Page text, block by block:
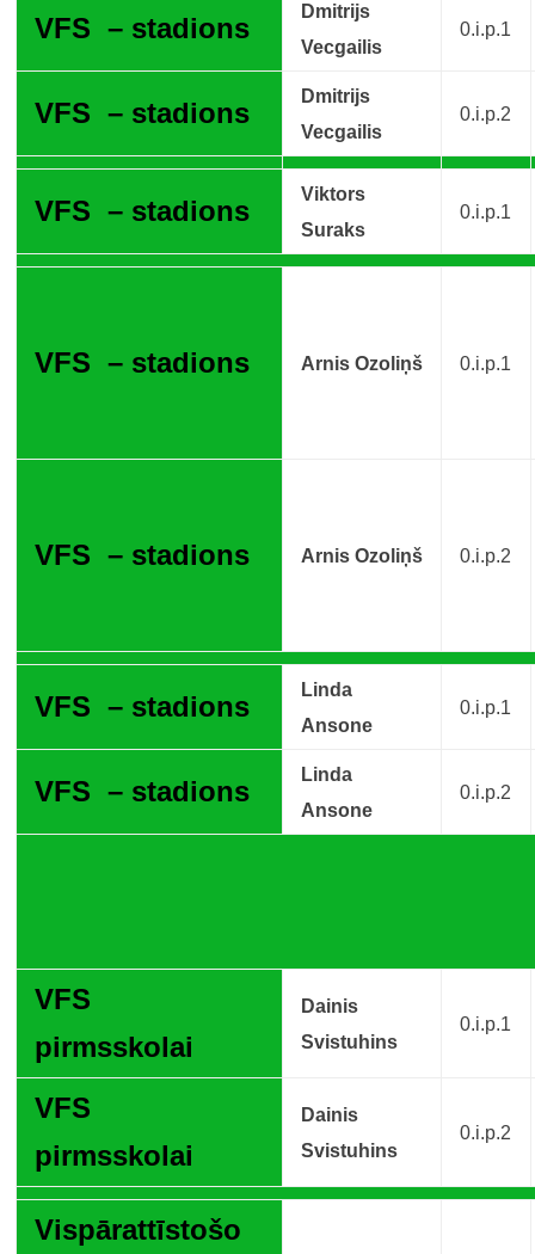
VFS – stadions
Dmitrijs
Vecgailis
0.i.p.1
VFS – stadions
Dmitrijs
Vecgailis
0.i.p.2
VFS – stadions
Viktors
Suraks
0.i.p.1
VFS – stadions Arnis Ozoliņš 0.i.p.1
VFS – stadions Arnis Ozoliņš 0.i.p.2
VFS – stadions
Linda
Ansone
0.i.p.1
VFS – stadions
Linda
Ansone
0.i.p.2
VFS
pirmsskolai
Dainis
Svistuhins
0.i.p.1
VFS
pirmsskolai
Dainis
Svistuhins
0.i.p.2
Vispārattīstošo